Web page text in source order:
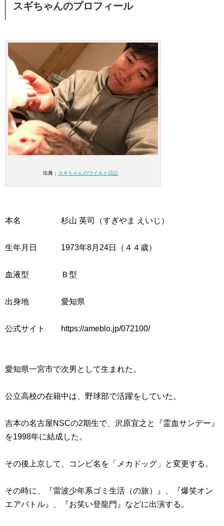
スギちゃんのプロフィール
出典； スギちゃんのワイルド日記
本名 杉山 英司（すぎやま えいじ）
生年月日 1973年8月24日（４４歳）
血液型 Ｂ型
出身地 愛知県
公式サイト https://ameblo.jp/072100/
愛知県一宮市で次男として生まれた。
公立高校の在籍中は、野球部で活躍をしていた。
吉本の名古屋NSCの2期生で、沢原宜之と『霊血サンデー』
を1998年に結成した。
その後上京して、コンビ名を「メカドッグ」と変更する。
その時に、『雷波少年系ゴミ生活（の旅）』、『爆笑オン
エアバトル』、『お笑い登龍門』などに出演する。